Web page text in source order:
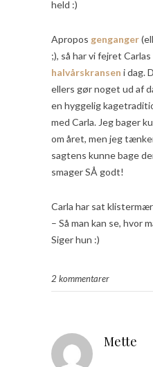
held :)
Apropos genganger
;), så har vi fejret
halvårskransen i dag.
ellers gør noget ud af
en hyggelig
med Carla. Jeg bager
om året, men jeg
sagtens kunne bage
smager SÅ godt!
Carla har sat
– Så man kan se, hvor
Siger hun :)
2 kommentarer
Mette